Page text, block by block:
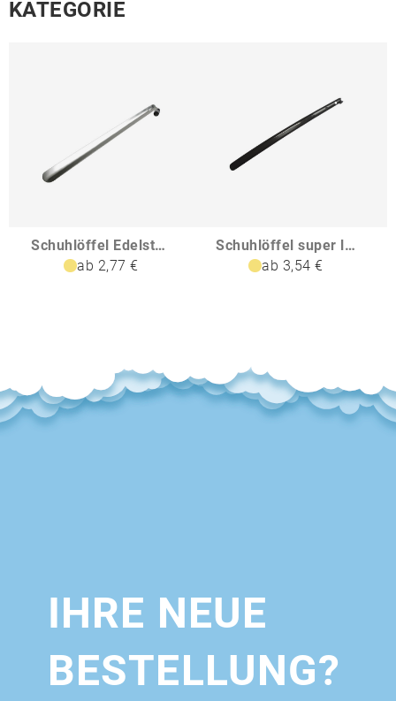
KATEGORIE
Schuhlöffel Edelstahl extra lang
ab 2,77 €
Schuhlöffel super lang
ab 3,54 €
IHRE NEUE
BESTELLUNG?